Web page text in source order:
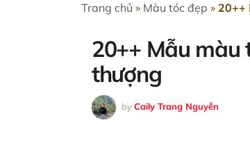
Trang chủ » Màu tóc đẹp » 20++
20++ Mẫu màu
thượng
byCaily Trang Nguyễn